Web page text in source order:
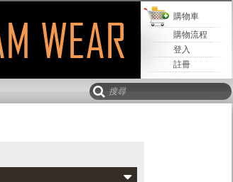
購物車
購物流程
登入
註冊